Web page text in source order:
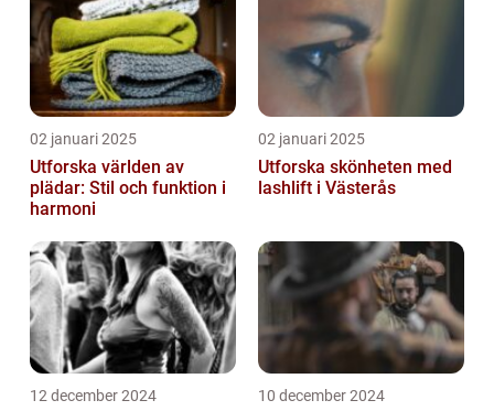
02 januari 2025
Utforska världen av
plädar: Stil och funktion i
harmoni
02 januari 2025
Utforska skönheten med
lashlift i Västerås
12 december 2024 10 december 2024